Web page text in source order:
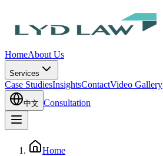
HomeAbout Us
Services
Case StudiesInsightsContactVideo Gallery
中文 Consultation
Home